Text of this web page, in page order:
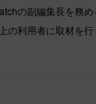
の副編集長を務
利用者に取材を